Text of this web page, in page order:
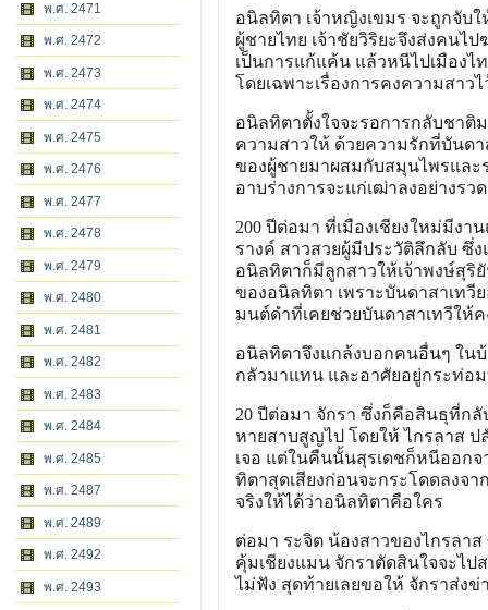
พ.ศ. 2471
พ.ศ. 2472
พ.ศ. 2473
พ.ศ. 2474
พ.ศ. 2475
พ.ศ. 2476
พ.ศ. 2477
พ.ศ. 2478
พ.ศ. 2479
พ.ศ. 2480
พ.ศ. 2481
พ.ศ. 2482
พ.ศ. 2483
พ.ศ. 2484
พ.ศ. 2485
พ.ศ. 2487
พ.ศ. 2489
พ.ศ. 2492
พ.ศ. 2493
อนิลทิตา เจ้าหญิงเขมร จะถูกจับ
ผู้ชายไทย เจ้าชัยวิริยะจึงส่งคนไ
เป็นการแก้แค้น แล้วหนีไปเมือง
โดยเฉพาะเรื่องการคงความสาว
อนิลทิตาตั้งใจจะรอการกลับชาติ
ความสาวให้ ด้วยความรักที่บันด
ของผู้ชายมาผสมกับสมุนไพรและ
อาบร่างการจะแก่เฒ่าลงอย่างรว
200 ปีต่อมา ที่เมืองเชียงใหม่มีง
รางค์ สาวสวยผู้มีประวัติลึกลับ ซึ่
อนิลทิตาก็มีลูกสาวให้เจ้าพงษ์สุริยั
ของอนิลทิตา เพราะบันดาสาเท
มนต์ดำที่เคยช่วยบันดาสาเทวีให้
อนิลทิตาจึงแกล้งบอกคนอื่นๆ ใน
กลัวมาแทน และอาศัยอยู่กระท่อ
20 ปีต่อมา จักรา ซึ่งก็คือสินธุที่กลั
หายสาบสูญไป โดยให้ ไกรลาส ป
เจอ แต่ในคืนนั้นสุรเดชก็หนีออก
ทิตาสุดเสียงก่อนจะกระโดดลงจ
จริงให้ได้ว่าอนิลทิตาคือใคร
ต่อมา ระจิต น้องสาวของไกรลา
คุ้มเชียงแมน จักราตัดสินใจจะไป
ไม่ฟัง สุดท้ายเลยขอให้ จักราส่ง